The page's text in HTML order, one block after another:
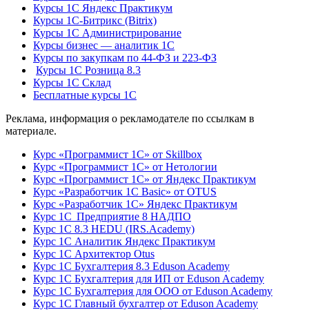
Курсы 1С Яндекс Практикум
Курсы 1С-Битрикс (Bitrix)
Курсы 1С Администрирование
Курсы бизнес — аналитик 1С
Курсы по закупкам по 44‑ФЗ и 223‑ФЗ
Курсы 1С Розница 8.3
Курсы 1С Склад
Бесплатные курсы 1С
Реклама, информация о рекламодателе по ссылкам в
материале.
Курс «Программист 1С» от Skillbox
Курс «Программист 1С» от Нетологии
Курс «Программист 1С» от Яндекс Практикум
Курс «Разработчик 1С Basic» от OTUS
Курс «Разработчик 1С» Яндекс Практикум
Курс 1С Предприятие 8 НАДПО
Курс 1С 8.3 HEDU (IRS.Academy)
Курс 1С Аналитик Яндекс Практикум
Курс 1С Архитектор Otus
Курс 1С Бухгалтерия 8.3 Eduson Academy
Курс 1С Бухгалтерия для ИП от Eduson Academy
Курс 1С Бухгалтерия для ООО от Eduson Academy
Курс 1С Главный бухгалтер от Eduson Academy